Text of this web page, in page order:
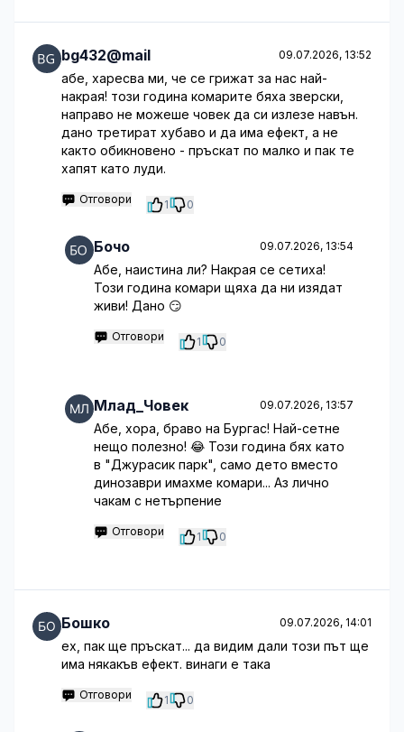
bg432@mail 09.07.2026, 13:52
абе, харесва ми, че се грижат за нас най-
накрая! този година комарите бяха зверски,
направо не можеше човек да си излезе навън.
дано третират хубаво и да има ефект, а не
както обикновено - пръскат по малко и пак те
хапят като луди.
Отговори 1 0
Бочо 09.07.2026, 13:54
Абе, наистина ли? Накрая се сетиха!
Този година комари щяха да ни изядат
живи! Дано 😏
Отговори 1 0
Млад_Човек 09.07.2026, 13:57
Абе, хора, браво на Бургас! Най-сетне
нещо полезно! 😂 Този година бях като
в "Джурасик парк", само дето вместо
динозаври имахме комари... Аз лично
чакам с нетърпение
Отговори 1 0
Бошко 09.07.2026, 14:01
ех, пак ще пръскат... да видим дали този път ще
има някакъв ефект. винаги е така
Отговори 1 0